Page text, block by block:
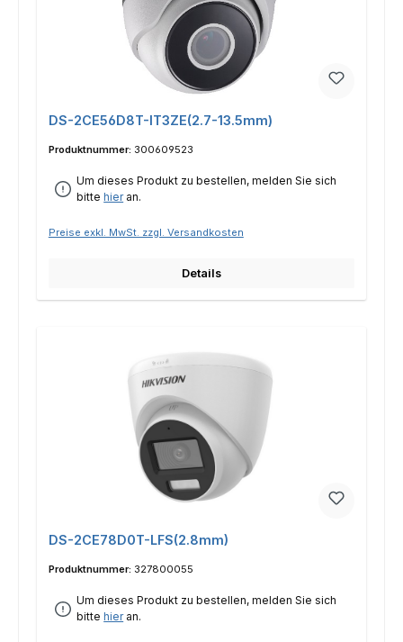
DS-2CE56D8T-IT3ZE(2.7-13.5mm)
Produktnummer: 300609523
Um dieses Produkt zu bestellen, melden Sie sich
bittehieran.
Preise exkl. MwSt. zzgl. Versandkosten
Details
DS-2CE78D0T-LFS(2.8mm)
Produktnummer: 327800055
Um dieses Produkt zu bestellen, melden Sie sich
bittehieran.